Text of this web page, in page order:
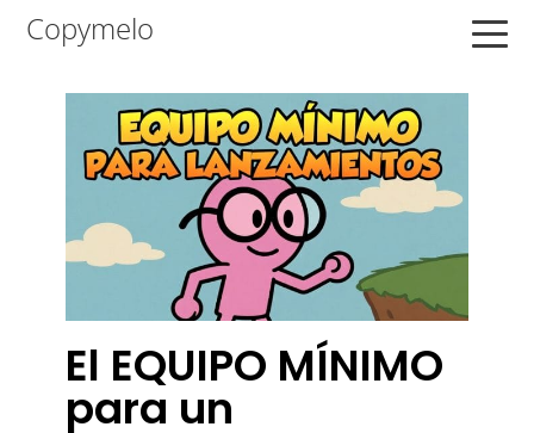
Saltar
Saltar
contenido
Saltar
Copymelo
El EQUIPO MÍNIMO
para un